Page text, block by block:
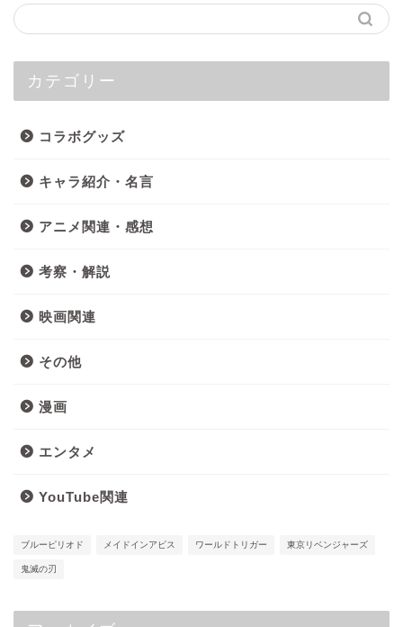
カテゴリー
コラボグッズ
キャラ紹介・名言
アニメ関連・感想
考察・解説
映画関連
その他
漫画
エンタメ
YouTube関連
ブルーピリオド メイドインアビス ワールドトリガー 東京リベンジャーズ
鬼滅の刃